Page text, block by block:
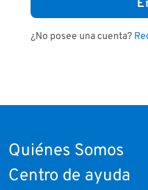
¿No posee una cuenta?
Quiénes Somos
Centro de ayuda